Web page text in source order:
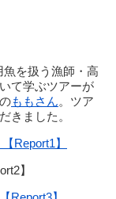
魚を扱う漁師・高
て学ぶツアーが
ももさん。ツア
きました。
Report1】
】